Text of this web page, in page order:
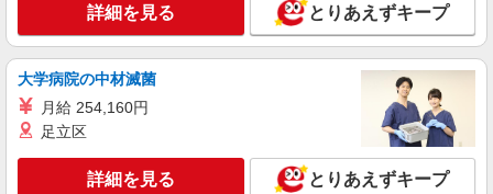
給：200,000円〜220,000円 ・資格手当：10,000〜
30,000円 ・役職手当：10,000〜70,000円 ・処遇改
善手当：20,000〜60,000円（勤続年数、保有資格
により変動） ・固定残業手当：20,000円（10時
間） ※固定残業時間を超過する場合には超過勤務
手当として別途支給 ・夜勤手当：10,000円/1回
歓迎 ・認知症介護基礎研修 ・初任者研修 ・実務
者研修 ・介護福祉士 など
横浜市神奈川区橋本町 最寄り駅：東神奈川
キープ 詳細を見る
職業紹介
株式会社kotrio /●YK-S-2022500
渋沢駅＊未経験スタート7割！病院のパート看
詳細を見る とりあえずキープ
大学病院の中材滅菌
月給 254,160円
足立区
詳細を見る とりあえずキープ